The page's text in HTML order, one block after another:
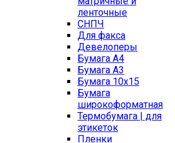
ленточные
СНПЧ
Для факса
Девелоперы
Бумага A4
Бумага A3
Бумага 10x15
Бумага
широкоформатная
Термобумага | для
этикеток
Пленки